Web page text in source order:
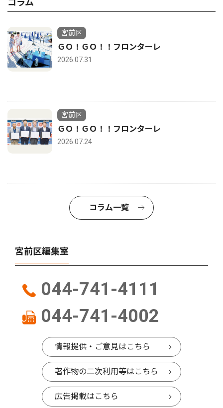
コラム
宮前区
ＧＯ！ＧＯ！！フロンターレ
2026.07.31
宮前区
ＧＯ！ＧＯ！！フロンターレ
2026.07.24
コラム一覧
宮前区編集室
044-741-4111
044-741-4002
情報提供・ご意見はこちら
著作物の二次利用等はこちら
広告掲載はこちら